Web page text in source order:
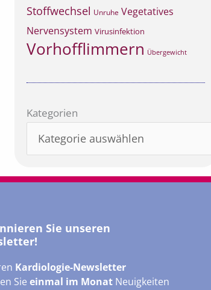
Stoffwechsel Unruhe Vegetatives
Nervensystem Virusinfektion
Vorhofflimmern Übergewicht
Kategorien
Kategorien
Sie unseren
Kardiologie-Newsletter
Sieeinmal im Monat Neuigkeiten